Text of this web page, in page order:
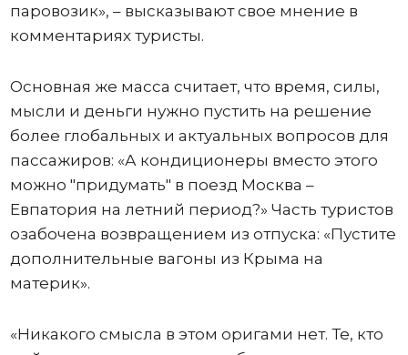
паровозик», – высказывают свое мнение в
комментариях туристы.
Основная же масса считает, что время, силы,
мысли и деньги нужно пустить на решение
более глобальных и актуальных вопросов для
пассажиров: «А кондиционеры вместо этого
можно "придумать" в поезд Москва –
Евпатория на летний период?» Часть туристов
озабочена возвращением из отпуска: «Пустите
дополнительные вагоны из Крыма на
материк».
«Никакого смысла в этом оригами нет. Те, кто